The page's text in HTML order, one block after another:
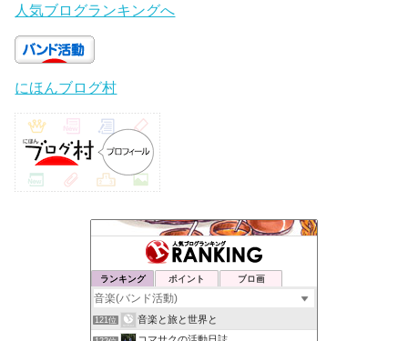
人気ブログランキングへ
にほんブログ村
ランキング ポイント ブロ画
121位 音楽と旅と世界と